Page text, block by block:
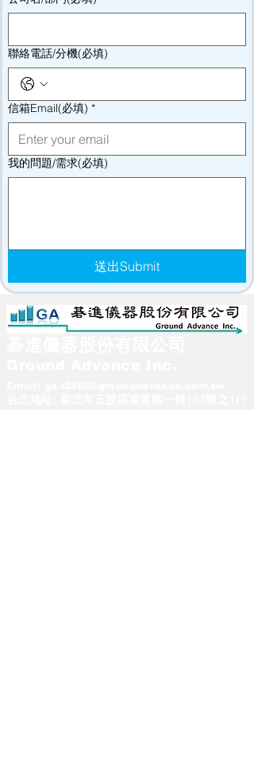
聯絡電話/分機(必填)
信箱Email(必填) *
我的問題/需求(必填)
送出Submit